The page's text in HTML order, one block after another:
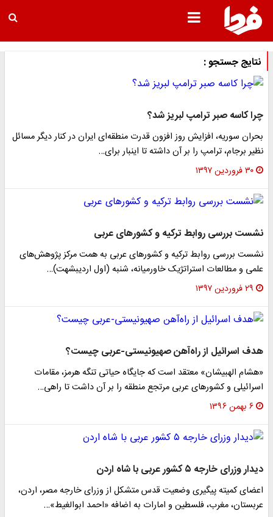
نتایج جستجو :
چرا کاسه صبر ترامپ لبریز شد؟
بحران سوریه، افزایش روز افزون قدرت منطقه‌ای ایران در کنار دیگر مسائل
نظیر برجام، ترامپ را بر آن داشته تا اینبار برای…
۳۰ فروردین ۱۳۹۷
نشست بررسی روابط ترکیه و کشورهای عربی
نشست بررسی روابط ترکیه و کشور‌های عربی به همت مرکز پژوهش‌های
علمی و مطالعات استراتژیک خاورمیانه، شنبه (اول اردیبشهت)…
۲۹ فروردین ۱۳۹۷
هدف اسرائیل از راه‌آهن صهیونیستی-عربی چیست؟
«هشام الهبیشان» معتقد است که جایگاه حیاتی تنگه هرمز، مقامات
اسرائیلی و کشورهای عربی مرتجع منطقه را بر آن داشت تا راهی…
۶ بهمن ۱۳۹۶
دیدار وزرای خارجه ۵ کشور عربی با شاه اردن
اعضای کمیته پیگیری وضعیت قدس متشکل از وزرای خارجه مصر، اردن،
عربستان، مغرب، فلسطین و امارات به اضافه «احمد ابوالغیط»…